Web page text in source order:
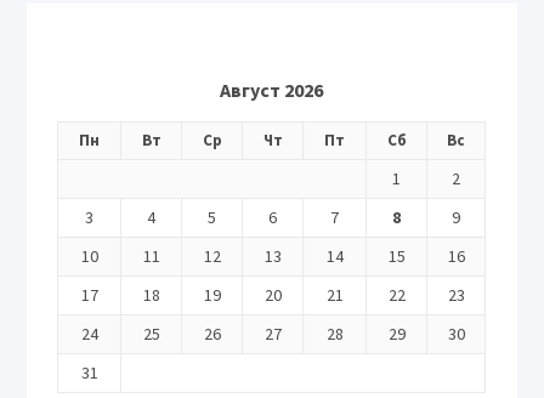
Август 2026
Пн Вт Ср Чт Пт Сб Вс
1
2
3
4 5 6 7 8
9
10
11 12 13 14 15
16
17
18 19 20 21 22
23
24
25 26 27 28 29
30
31